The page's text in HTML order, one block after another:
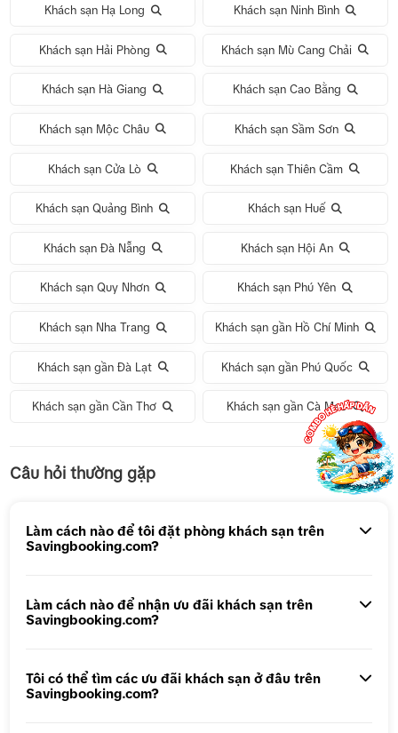
Khách sạn Hạ Long Khách sạn Ninh Bình
Khách sạn Hải Phòng Khách sạn Mù Cang Chải
Khách sạn Hà Giang Khách sạn Cao Bằng
Khách sạn Mộc Châu Khách sạn Sầm Sơn
Khách sạn Cửa Lò Khách sạn Thiên Cầm
Khách sạn Quảng Bình Khách sạn Huế
Khách sạn Đà Nẵng Khách sạn Hội An
Khách sạn Quy Nhơn Khách sạn Phú Yên
Khách sạn Nha Trang Khách sạn gần Hồ Chí Minh
Khách sạn gần Đà Lạt Khách sạn gần Phú Quốc
Khách sạn gần Cần Thơ Khách sạn gần Cà Mau
Tour 5N4Đ Hà Nội – Bali – Hà Nội
Tour 1 Ngày Động Phong Nha
Câu hỏi thường gặp
Làm cách nào để tôi đặt phòng khách sạn trên
Savingbooking.com?
Làm cách nào để nhận ưu đãi khách sạn trên
Savingbooking.com?
Tôi có thể tìm các ưu đãi khách sạn ở đâu trên
Savingbooking.com?